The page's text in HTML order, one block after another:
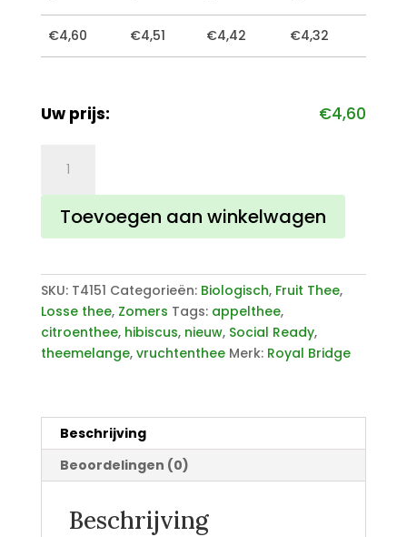
€4,60 €4,51 €4,42 €4,32
Uw prijs: €4,60
appel
citroen
aantal
Toevoegen aan winkelwagen
SKU: T4151 Categorieën: Biologisch, Fruit Thee,
Losse thee, Zomers Tags: appelthee,
citroenthee, hibiscus, nieuw, Social Ready,
theemelange, vruchtenthee Merk: Royal Bridge
Beschrijving
Beoordelingen (0)
Beschrijving